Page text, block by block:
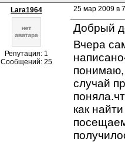
Lara1964
Репутация: 1
Сообщений: 25
25 мар 2009 в
Добрый
Вчера
понимаю,
случай
как